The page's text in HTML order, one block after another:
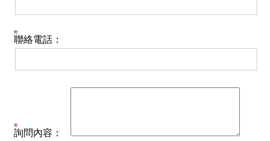
聯絡電話：
詢問內容：